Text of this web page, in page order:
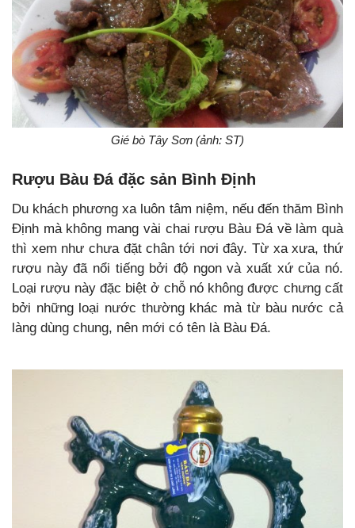
Gié bò Tây Sơn (ảnh: ST)
Rượu Bàu Đá đặc sản Bình Định
Du khách phương xa luôn tâm niệm, nếu đến thăm Bình
Định mà không mang vài chai rượu Bàu Đá về làm quà
thì xem như chưa đặt chân tới nơi đây. Từ xa xưa, thứ
rượu này đã nổi tiếng bởi độ ngon và xuất xứ của nó.
Loại rượu này đặc biệt ở chỗ nó không được chưng cất
bởi những loại nước thường khác mà từ bàu nước cả
làng dùng chung, nên mới có tên là Bàu Đá.